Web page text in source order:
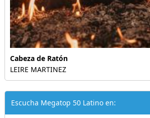
Cabeza de Ratón
LEIRE MARTINEZ
Escucha Megatop 50 Latino en: